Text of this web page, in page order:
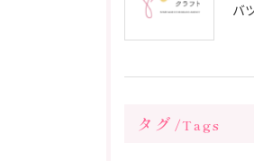
タグ Tags